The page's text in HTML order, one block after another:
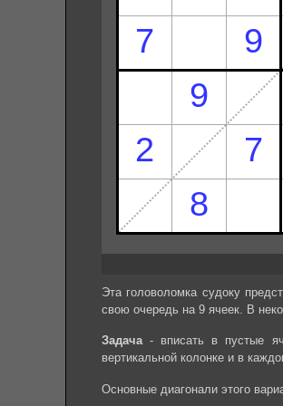
Эта головоломка судоку
свою очередь на 9 ячеек. В
Задача- вписать в пустые
вертикальной колонке и в
Основные диагонали этого